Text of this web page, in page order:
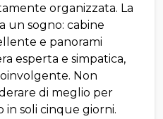
organizzata. La
un sogno: cabine
e panorami
esperta e simpatica,
Non
di meglio per
in soli cinque giorni.